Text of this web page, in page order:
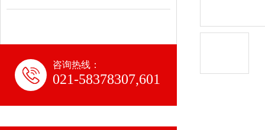
咨询热线：
021-58378307,601